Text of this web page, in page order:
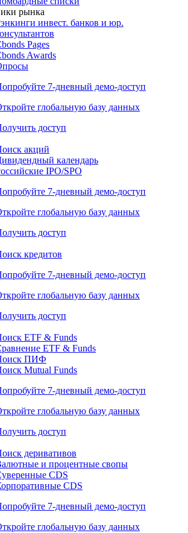
рынка
инвест. банков и юр.
Pages
Awards
7-дневный демо-доступ
глобальную базу данных
доступ
акций
календарь
IPO/SPO
7-дневный демо-доступ
глобальную базу данных
доступ
кредитов
7-дневный демо-доступ
глобальную базу данных
доступ
ETF & Funds
ETF & Funds
ПИФ
Mutual Funds
7-дневный демо-доступ
глобальную базу данных
доступ
деривативов
и процентные свопы
CDS
CDS
7-дневный демо-доступ
глобальную базу данных